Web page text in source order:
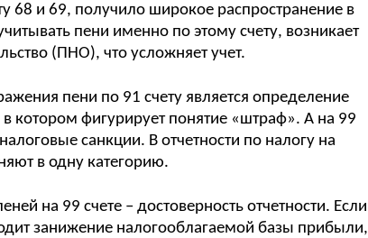
68 и 69, получило широкое распространение в
пени именно по этому счету, возникает
(ПНО), что усложняет учет.
пени по 91 счету является определение
котором фигурирует понятие «штраф». А на 99
санкции. В отчетности по налогу на
в одну категорию.
на 99 счете – достоверность отчетности. Если
занижение налогооблагаемой базы прибыли,